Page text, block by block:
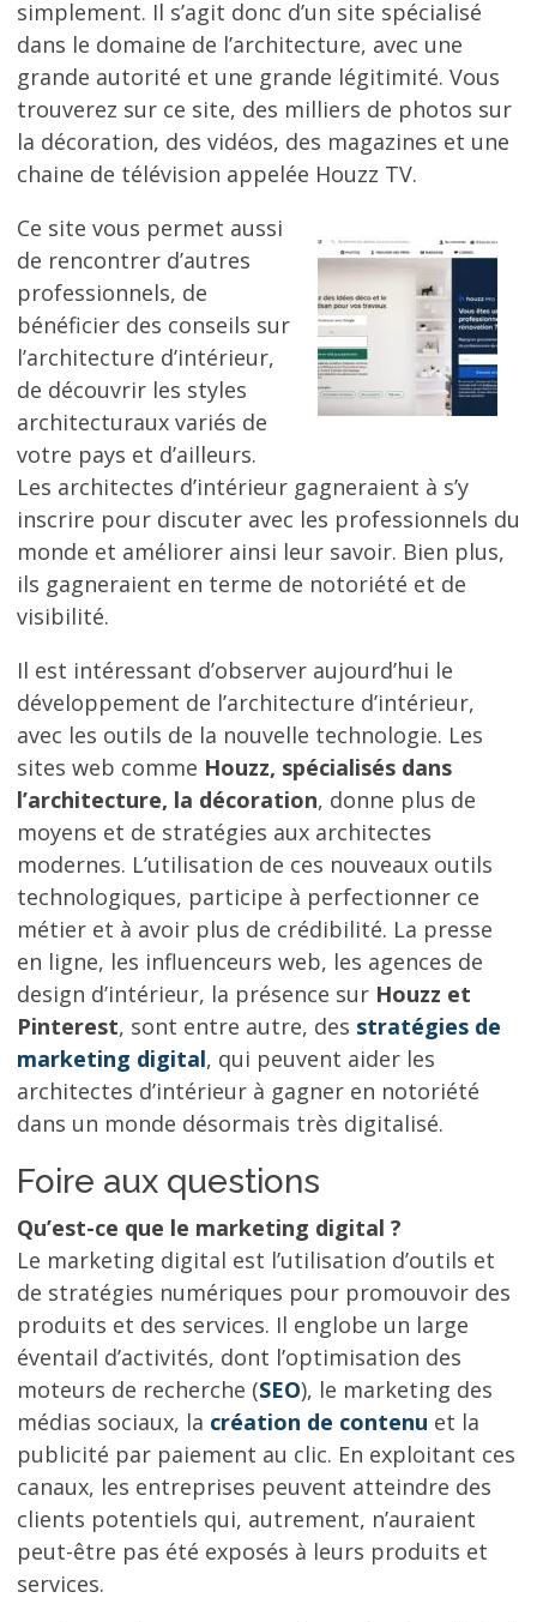
simplement. Il s’agit donc d’un site spécialisé
dans le domaine de l’architecture, avec une
grande autorité et une grande légitimité. Vous
trouverez sur ce site, des milliers de photos sur
la décoration, des vidéos, des magazines et une
chaine de télévision appelée Houzz TV.
Ce site vous permet aussi
de rencontrer d’autres
professionnels, de
bénéficier des conseils sur
l’architecture d’intérieur,
de découvrir les styles
architecturaux variés de
votre pays et d’ailleurs.
Les architectes d’intérieur gagneraient à s’y
inscrire pour discuter avec les professionnels du
monde et améliorer ainsi leur savoir. Bien plus,
ils gagneraient en terme de notoriété et de
visibilité.
Il est intéressant d’observer aujourd’hui le
développement de l’architecture d’intérieur,
avec les outils de la nouvelle technologie. Les
sites web comme Houzz, spécialisés dans
l’architecture, la décoration, donne plus de
moyens et de stratégies aux architectes
modernes. L’utilisation de ces nouveaux outils
technologiques, participe à perfectionner ce
métier et à avoir plus de crédibilité. La presse
en ligne, les influenceurs web, les agences de
design d’intérieur, la présence sur Houzz et
Pinterest, sont entre autre, des stratégies de
marketing digital, qui peuvent aider les
architectes d’intérieur à gagner en notoriété
dans un monde désormais très digitalisé.
Foire aux questions
Qu’est-ce que le marketing digital ?
Le marketing digital est l’utilisation d’outils et
de stratégies numériques pour promouvoir des
produits et des services. Il englobe un large
éventail d’activités, dont l’optimisation des
moteurs de recherche (SEO), le marketing des
médias sociaux, la création de contenu et la
publicité par paiement au clic. En exploitant ces
canaux, les entreprises peuvent atteindre des
clients potentiels qui, autrement, n’auraient
peut-être pas été exposés à leurs produits et
services.